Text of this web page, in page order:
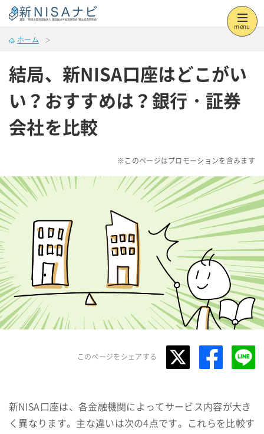
menu
ホーム
結局、新NISA口座はどこがい
い？おすすめは？銀行・証券
会社を比較
※このページはプロモーションを含みます
このページをシェアする
新NISA口座は、各金融機関によってサービス内容が大き
く異なります。主な違いは次の4点です。これらを比較す